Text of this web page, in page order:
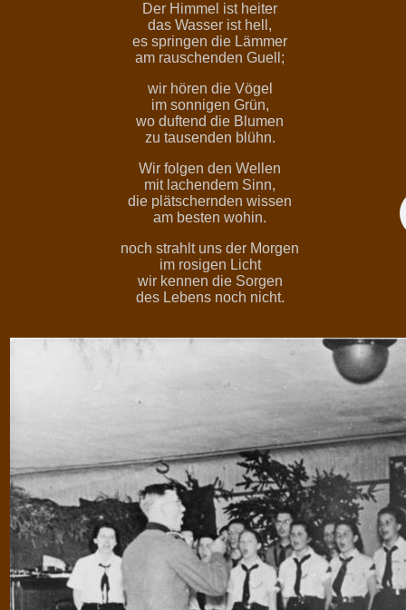
Der Himmel ist heiter
das Wasser ist hell,
es springen die Lämmer
am rauschenden Guell;
wir hören die Vögel
im sonnigen Grün,
wo duftend die Blumen
zu tausenden blühn.
Wir folgen den Wellen
mit lachendem Sinn,
die plätschernden wissen
am besten wohin.
noch strahlt uns der Morgen
im rosigen Licht
wir kennen die Sorgen
des Lebens noch nicht.